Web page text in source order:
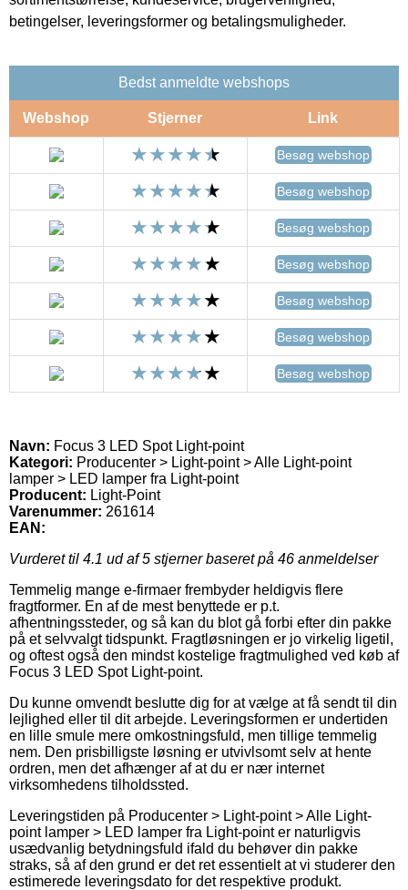
betingelser, leveringsformer og betalingsmuligheder.
Bedst anmeldte webshops
Webshop Stjerner Link
Besøg webshop
Besøg webshop
Besøg webshop
Besøg webshop
Besøg webshop
Besøg webshop
Besøg webshop
Navn: Focus 3 LED Spot Light-point
Kategori: Producenter > Light-point > Alle Light-point
lamper > LED lamper fra Light-point
Producent: Light-Point
Varenummer: 261614
EAN:
Vurderet til 4.1 ud af 5 stjerner baseret på 46 anmeldelser
Temmelig mange e-firmaer frembyder heldigvis flere
fragtformer. En af de mest benyttede er p.t.
afhentningssteder, og så kan du blot gå forbi efter din pakke
på et selvvalgt tidspunkt. Fragtløsningen er jo virkelig ligetil,
og oftest også den mindst kostelige fragtmulighed ved køb af
Focus 3 LED Spot Light-point.
Du kunne omvendt beslutte dig for at vælge at få sendt til din
lejlighed eller til dit arbejde. Leveringsformen er undertiden
en lille smule mere omkostningsfuld, men tillige temmelig
nem. Den prisbilligste løsning er utvivlsomt selv at hente
ordren, men det afhænger af at du er nær internet
virksomhedens tilholdssted.
Leveringstiden på Producenter > Light-point > Alle Light-
point lamper > LED lamper fra Light-point er naturligvis
usædvanlig betydningsfuld ifald du behøver din pakke
straks, så af den grund er det ret essentielt at vi studerer den
estimerede leveringsdato for det respektive produkt.